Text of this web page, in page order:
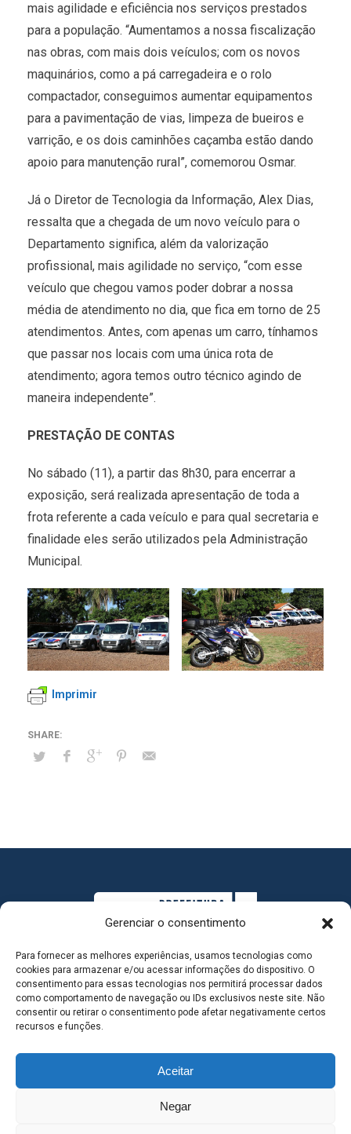
Gerenciar o consentimento
Para fornecer as melhores experiências, usamos tecnologias como
cookies para armazenar e/ou acessar informações do dispositivo. O
consentimento para essas tecnologias nos permitirá processar dados
como comportamento de navegação ou IDs exclusivos neste site. Não
consentir ou retirar o consentimento pode afetar negativamente certos
recursos e funções.
Aceitar
Negar
mais agilidade e eficiência nos serviços prestados
para a população. “Aumentamos a nossa fiscalização
nas obras, com mais dois veículos; com os novos
maquinários, como a pá carregadeira e o rolo
compactador, conseguimos aumentar equipamentos
para a pavimentação de vias, limpeza de bueiros e
varrição, e os dois caminhões caçamba estão dando
apoio para manutenção rural”, comemorou Osmar.
Já o Diretor de Tecnologia da Informação, Alex Dias,
ressalta que a chegada de um novo veículo para o
Departamento significa, além da valorização
profissional, mais agilidade no serviço, “com esse
veículo que chegou vamos poder dobrar a nossa
média de atendimento no dia, que fica em torno de 25
atendimentos. Antes, com apenas um carro, tínhamos
que passar nos locais com uma única rota de
atendimento; agora temos outro técnico agindo de
maneira independente”.
PRESTAÇÃO DE CONTAS
No sábado (11), a partir das 8h30, para encerrar a
exposição, será realizada apresentação de toda a
frota referente a cada veículo e para qual secretaria e
finalidade eles serão utilizados pela Administração
Municipal.
Imprimir
MAPA DO SITE
SEDE DO ADMINISTRATIVO MUNICIPAL - Avenida